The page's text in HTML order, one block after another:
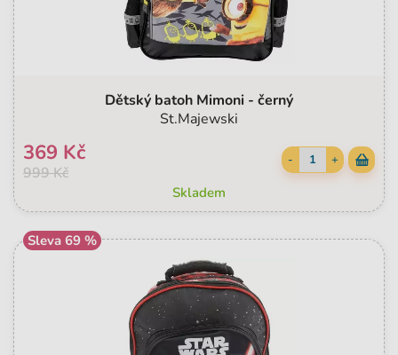
Dětský batoh Mimoni - černý
St.Majewski
999 Kč
369 Kč - +
Skladem
Sleva 69 %